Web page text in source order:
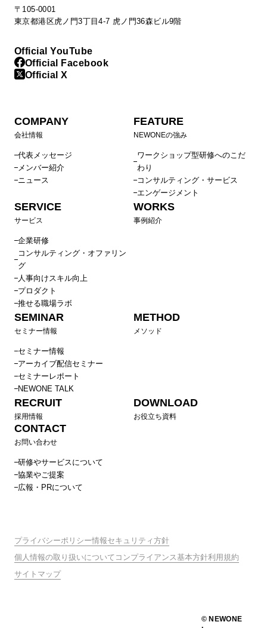
〒105-0001
東京都港区虎ノ門3丁目4-7 虎ノ門36森ビル9階
Official YouTube
Official Facebook
Official X
COMPANY
会社情報
代表メッセージ
メンバー紹介
ニュース
FEATURE
NEWONEの強み
ワークショップ型研修へのこだ
わり
コンサルティング・サービス
エンゲージメント
SERVICE
サービス
企業研修
コンサルティング・オファリン
グ
人事向けスキル向上
プロダクト
推せる職場ラボ
WORKS
事例紹介
SEMINAR
セミナー情報
セミナー情報
アーカイブ配信セミナー
セミナーレポート
NEWONE TALK
METHOD
メソッド
RECRUIT
採用情報
DOWNLOAD
お役立ち資料
CONTACT
お問い合わせ
研修やサービスについて
協業やご提案
広報・PRについて
プライバシーポリシー情報セキュリティ方針
個人情報の取り扱いについて コンプライアンス基本方針利用規約
サイトマップ
© NEWONE